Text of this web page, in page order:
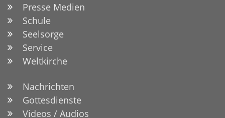
Presse Medien
Schule
Seelsorge
Service
Weltkirche
Nachrichten
Gottesdienste
Videos / Audios